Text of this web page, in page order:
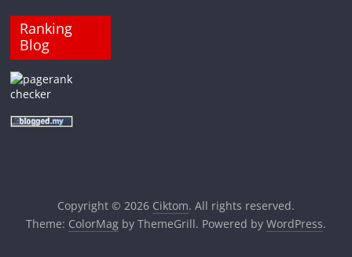
Ranking
Blog
Copyright © 2026 Ciktom. All rights reserved.
Theme: ColorMagby ThemeGrill. Powered by WordPress.